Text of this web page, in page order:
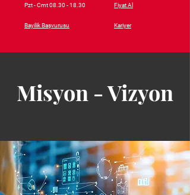
Pzt - Cmt08.30 - 18.30 Fiyat Al
Bayilik Başvurusu Kariyer
Misyon - Vizyon